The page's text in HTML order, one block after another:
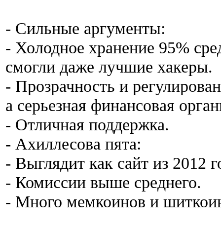
- Сильные аргументы:
- Холодное хранение 95%
смогли даже лучшие хакеры.
- Прозрачность и
а серьезная финансовая
- Отличная поддержка.
- Ахиллесова пята:
- Выглядит как сайт из 2012
- Комиссии выше среднего.
- Много мемкоинов и